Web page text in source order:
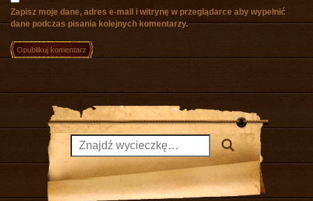
Zapisz moje dane, adres e-mail i witrynę w przeglądarce aby wypełnić
dane podczas pisania kolejnych komentarzy.